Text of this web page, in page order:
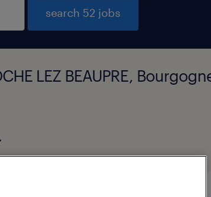
search 52 jobs
LEZ BEAUPRE,